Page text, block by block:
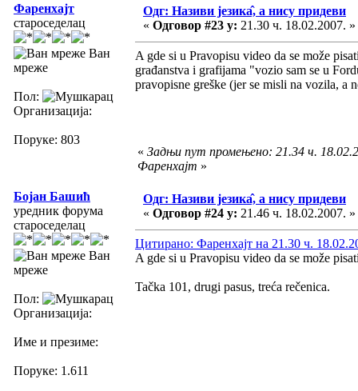
Фаренхајт
староседелац
Ван
мреже
Пол:
Организација:
Поруке: 803
Одг: Називи језика̂, а нису придеви
« Одговор #23 у: 21.30 ч. 18.02.2007. »
A gde si u Pravopisu video da se može
građanstva i grafijama "vozio sam se u
pravopisne greške (jer se misli na vozila, a
« Задњи пут промењено: 21.34 ч.
Фаренхајт »
Бојан Башић
уредник форума
староседелац
Ван
мреже
Пол:
Организација:
Име и презиме:
Поруке: 1.611
Одг: Називи језика̂, а нису придеви
« Одговор #24 у: 21.46 ч. 18.02.2007. »
Цитирано: Фаренхајт на 21.30 ч.
A gde si u Pravopisu video da se može
Tačka 101, drugi pasus, treća rečenica.